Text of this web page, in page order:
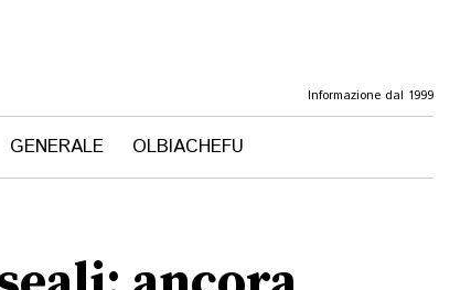
Informazione dal 1999
GENERALE OLBIACHEFU